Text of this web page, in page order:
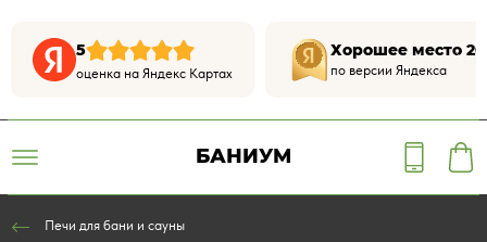
5
оценка на Яндекс Картах
Хорошее место
по версии Яндекса
БАНИУМ
Печи для бани и сауны